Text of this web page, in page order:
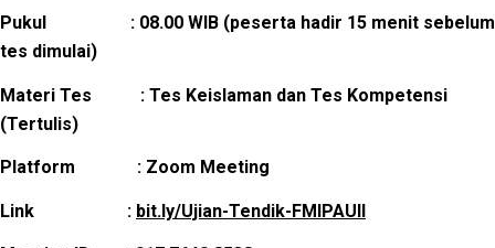
Pukul : 08.00 WIB (peserta hadir 15 menit sebelum
tes dimulai)
Materi Tes : Tes Keislaman dan Tes Kompetensi
(Tertulis)
Platform : Zoom Meeting
Link : bit.ly/Ujian-Tendik-FMIPAUII